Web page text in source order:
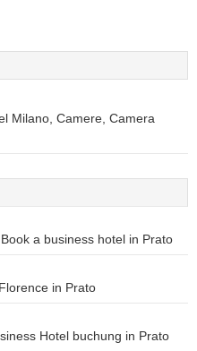
Milano, Camere, Camera
a business hotel in Prato
in Prato
Hotel buchung in Prato